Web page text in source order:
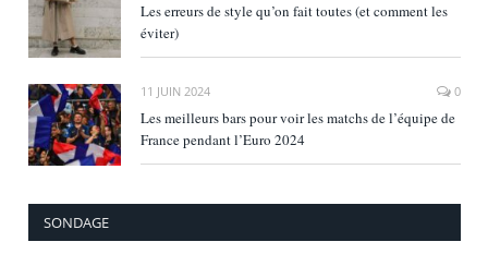
Les erreurs de style qu’on fait toutes (et comment les
éviter)
11 JUIN 2024 0
Les meilleurs bars pour voir les matchs de l’équipe de
France pendant l’Euro 2024
SONDAGE